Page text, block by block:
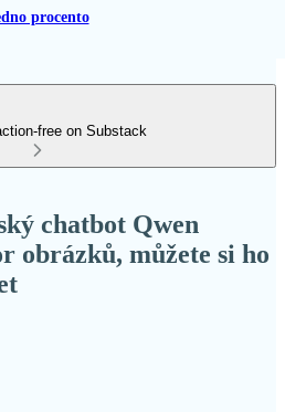
procento
free on Substack
chatbot Qwen
obrázků, můžete si ho